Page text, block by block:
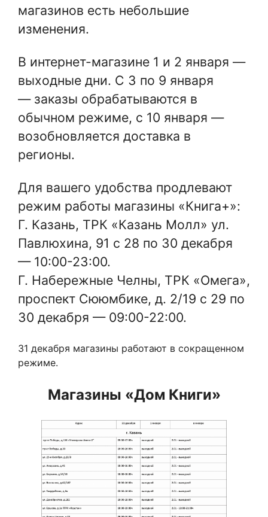
магазинов есть небольшие
изменения.
В интернет-магазине 1 и 2 января —
выходные дни. С 3 по 9 января
— заказы обрабатываются в
обычном режиме, с 10 января —
возобновляется доставка в
регионы.
Для вашего удобства продлевают
режим работы магазины «Книга+»:
Г. Казань, ТРК «Казань Молл» ул.
Павлюхина, 91 с 28 по 30 декабря
— 10:00-23:00.
Г. Набережные Челны, ТРК «Омега»,
проспект Сююмбике, д. 2/19 с 29 по
30 декабря — 09:00-22:00.
31 декабря магазины работают в сокращенном
режиме.
Магазины «Дом Книги»